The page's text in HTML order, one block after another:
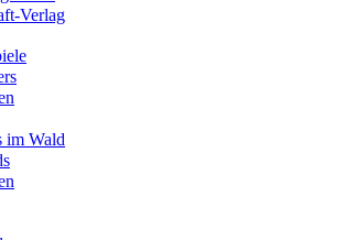
Verlag
Wald